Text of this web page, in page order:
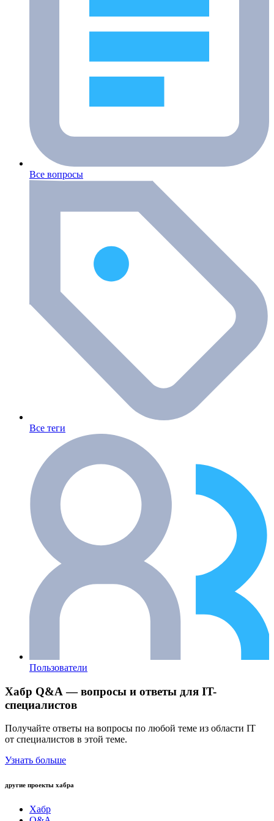
Все вопросы
Все теги
Пользователи
Хабр Q&A — вопросы и ответы для IT-
специалистов
Получайте ответы на вопросы по любой теме из области IT
от специалистов в этой теме.
Узнать больше
другие проекты хабра
Хабр